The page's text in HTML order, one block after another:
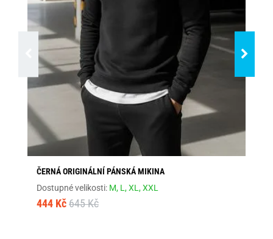
ČERNÁ ORIGINÁLNÍ PÁNSKÁ MIKINA
Dostupné velikosti: M, L,XL,XXL
444 Kč 645 Kč